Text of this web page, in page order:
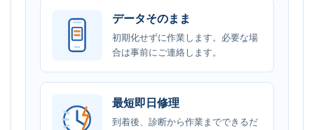
データそのまま
初期化せずに作業します。必要な場
合は事前にご連絡します。
最短即日修理
到着後、診断から作業までできるだ